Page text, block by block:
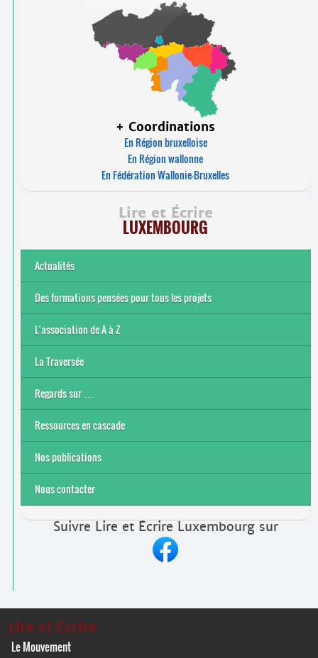
+ Coordinations
En Région bruxelloise
En Région wallonne
En Fédération Wallonie-Bruxelles
Lire et Écrire
LUXEMBOURG
Actualités
Des formations pensées pour tous les projets
L’association de A à Z
Le bénévolat
Nos actions
Nos objectifs et finalité
Notre contexte socio-économique
Notre structure
La Traversée
Regards sur …
Ressources en cascade
Nos publications
Nous contacter
Suivre Lire et Écrire Luxembourg sur
Lire et Écrire
Le Mouvement